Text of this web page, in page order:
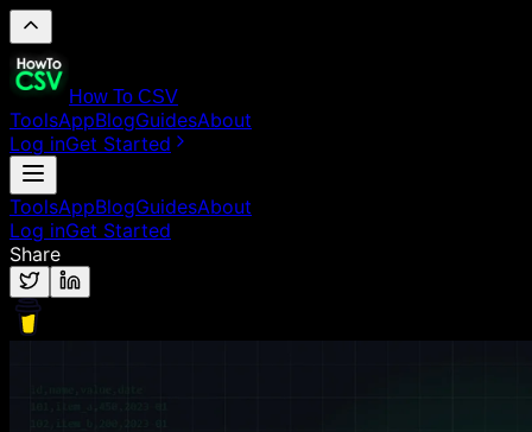
How To CSV
ToolsAppBlogGuidesAbout
Log inGet Started
ToolsAppBlogGuidesAbout
Log inGet Started
Share